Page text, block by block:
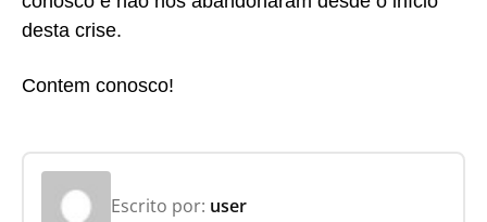
desta crise.
Contem conosco!
Escrito por: user